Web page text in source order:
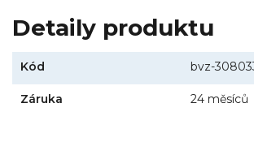
Detaily produktu
Kód bvz-
Záruka 24 měsíců